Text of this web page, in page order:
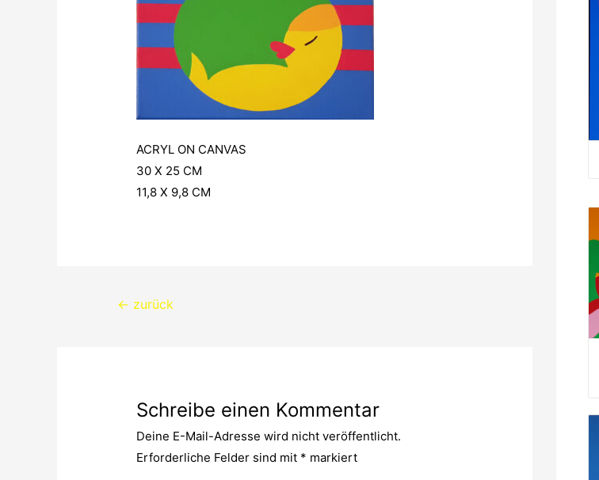
ACRYL ON CANVAS
30 X 25 CM
11,8 X 9,8 CM
Beitragsnavigation
← zurück
Schreibe einen Kommentar
Deine E-Mail-Adresse wird nicht veröffentlicht.
Erforderliche Felder sind mit * markiert